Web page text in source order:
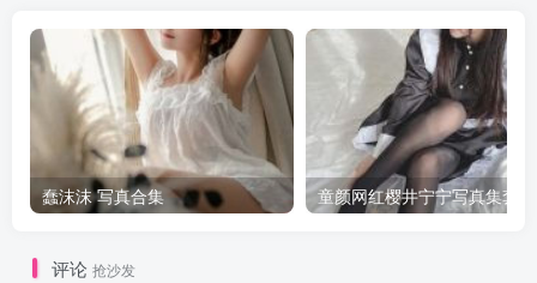
蠢沫沫 写真合集 童颜网红樱井宁宁写真集套图
评论 抢沙发